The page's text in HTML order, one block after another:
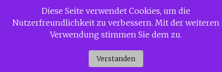
InhaltSiggi Gerdaus Welt
Diese Seite verwendet Cookies, um die
Nutzerfreundlichkeit zu verbessern. Mit der weiteren
Verwendung stimmen Sie dem zu.
Verstanden